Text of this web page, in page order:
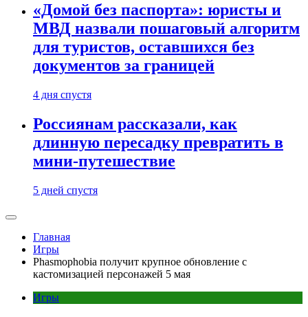
«Домой без паспорта»: юристы и
МВД назвали пошаговый алгоритм
для туристов, оставшихся без
документов за границей
4 дня спустя
Россиянам рассказали, как
длинную пересадку превратить в
мини-путешествие
5 дней спустя
Главная
Игры
Phasmophobia получит крупное обновление с
кастомизацией персонажей 5 мая
Игры